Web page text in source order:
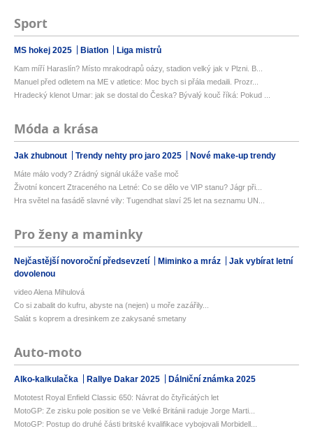
Sport
MS hokej 2025 Biatlon Liga mistrů
Kam míří Haraslín? Místo mrakodrapů oázy, stadion velký jak v Plzni. B...
Manuel před odletem na ME v atletice: Moc bych si přála medaili. Prozr...
Hradecký klenot Umar: jak se dostal do Česka? Bývalý kouč říká: Pokud ...
Móda a krása
Jak zhubnout Trendy nehty pro jaro 2025 Nové make-up trendy
Máte málo vody? Zrádný signál ukáže vaše moč
Životní koncert Ztraceného na Letné: Co se dělo ve VIP stanu? Jágr při...
Hra světel na fasádě slavné vily: Tugendhat slaví 25 let na seznamu UN...
Pro ženy a maminky
Nejčastější novoroční předsevzetí Miminko a mráz
Jak vybírat letní
dovolenou
video Alena Mihulová
Co si zabalit do kufru, abyste na (nejen) u moře zazářily...
Salát s koprem a dresinkem ze zakysané smetany
Auto-moto
Alko-kalkulačka Rallye Dakar 2025 Dálniční známka 2025
Mototest Royal Enfield Classic 650: Návrat do čtyřicátých let
MotoGP: Ze zisku pole position se ve Velké Británii raduje Jorge Marti...
MotoGP: Postup do druhé části britské kvalifikace vybojovali Morbidell...